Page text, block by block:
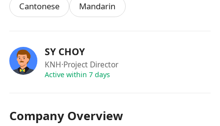
跟進物料到貨、入場驗收、存放及調配，確
保物料供應配合工期。
執行地盤安全規管，巡查安全設施、防護裝
備使用；
整理工人安全卡、註冊證、證件到期台帳，
蔽工程驗收記錄。
Cantonese
Mandarin
SY CHOY
KNH·Project Director
Active within 7 days
Company Overview